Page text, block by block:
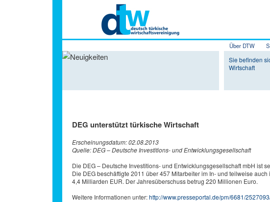
Zum Inhalt
Zum
Über DTW
Sie befinden
Wirtschaft
DEG unterstützt türkische Wirtschaft
Erscheinungsdatum: 02.08.2013
Quelle: DEG – Deutsche Investitions- und Entwicklungsgesellschaft
Die DEG – Deutsche Investitions- und Entwicklungsgesellschaft mbH ist
Die DEG beschäftigte 2011 über 457 Mitarbeiter im In- und teilweise
4,4 Milliarden EUR. Der Jahresüberschuss betrug 220 Millionen Euro.
Weitere Informationen unter:http://www.presseportal.de/pm/6681/